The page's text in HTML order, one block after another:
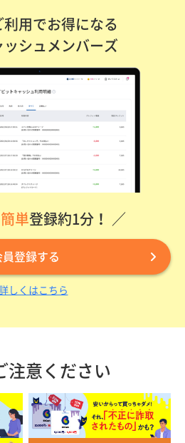
利用でお得になる
ッシュメンバーズ
簡単登録約1分！ ／
員登録する
しくはこちら
注意ください